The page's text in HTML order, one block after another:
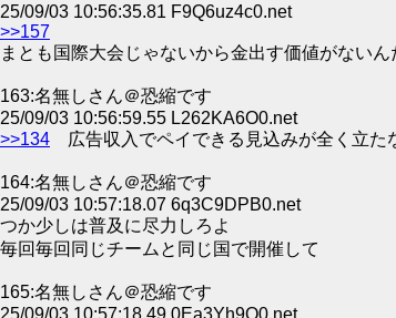
25/09/03 10:56:35.81 F9Q6uz4c0.net
>>157
まとも国際大会じゃないから金出す価値がないん
163:名無しさん＠恐縮です
25/09/03 10:56:59.55 L262KA6O0.net
>>134 広告収入でペイできる見込みが全く立た
164:名無しさん＠恐縮です
25/09/03 10:57:18.07 6q3C9DPB0.net
つか少しは普及に尽力しろよ
毎回毎回同じチームと同じ国で開催して
165:名無しさん＠恐縮です
25/09/03 10:57:18.49 0Ea3Yh9Q0.net